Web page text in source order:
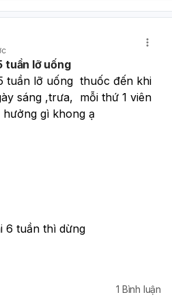
tuần lỡ uống
tuần lỡ uống  thuốc đến khi
sáng ,trưa,  mỗi thứ 1 viên
gì khong ạ
6 tuần thì dừng
1 Bình luận